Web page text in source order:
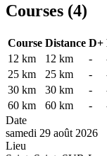
Courses (4)
Course Distance D+
12 km
12 km -
25 km
25 km -
30 km
30 km -
60 km
60 km -
Date
samedi 29 août 2026
Lieu